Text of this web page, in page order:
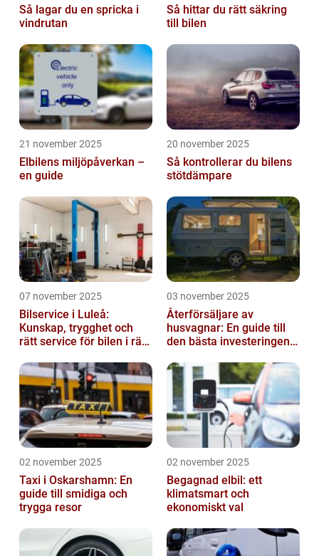
Så lagar du en spricka i
vindrutan
Så hittar du rätt säkring
till bilen
21 november 2025
Elbilens miljöpåverkan –
en guide
20 november 2025
Så kontrollerar du bilens
stötdämpare
07 november 2025
Bilservice i Luleå:
Kunskap, trygghet och
rätt service för bilen i rätt
03 november 2025
Återförsäljare av
husvagnar: En guide till
den bästa investeringen
02 november 2025
Taxi i Oskarshamn: En
guide till smidiga och
trygga resor
02 november 2025
Begagnad elbil: ett
klimatsmart och
ekonomiskt val